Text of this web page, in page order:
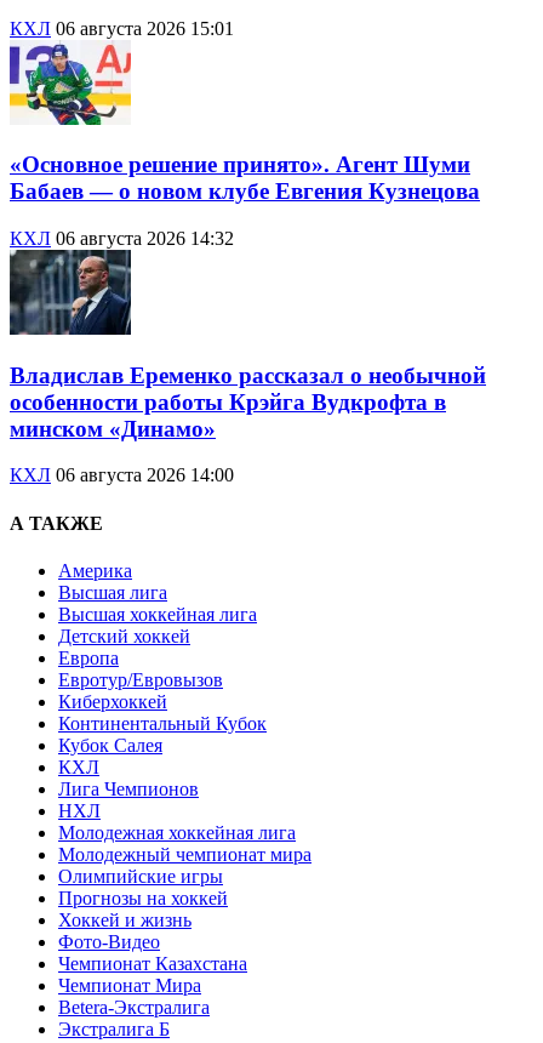
КХЛ 06 августа 2026 15:01
«Основное решение принято». Агент Шуми
Бабаев — о новом клубе Евгения Кузнецова
КХЛ 06 августа 2026 14:32
Владислав Еременко рассказал о необычной
особенности работы Крэйга Вудкрофта в
минском «Динамо»
КХЛ 06 августа 2026 14:00
А ТАКЖЕ
Америка
Высшая лига
Высшая хоккейная лига
Детский хоккей
Европа
Евротур/Евровызов
Киберхоккей
Континентальный Кубок
Кубок Салея
КХЛ
Лига Чемпионов
НХЛ
Молодежная хоккейная лига
Молодежный чемпионат мира
Олимпийские игры
Прогнозы на хоккей
Хоккей и жизнь
Фото-Видео
Чемпионат Казахстана
Чемпионат Мира
Betera-Экстралига
Экстралига Б